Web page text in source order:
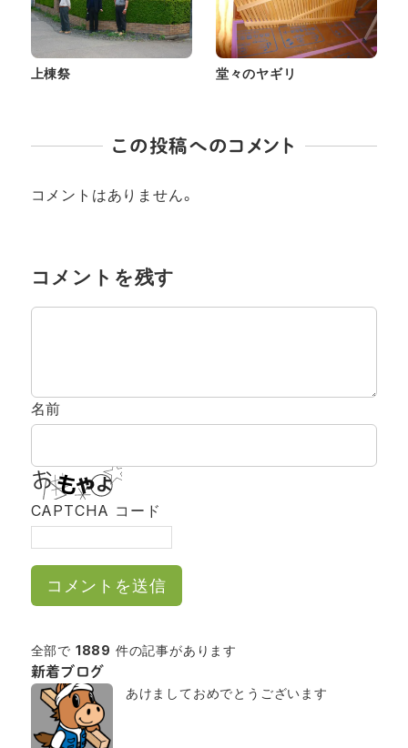
上棟祭 堂々のヤギリ
この投稿へのコメント
コメントはありません。
コメントを残す
名前
CAPTCHA コード
全部で 1889 件の記事があります
新着ブログ
あけましておめでとうございます